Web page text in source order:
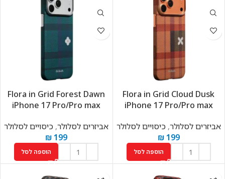
Flora in Grid Cloud Dusk
iPhone 17 Pro/Pro max
אביזרים לסלולר,כיסויים לסלולר
₪199
הוספה לסל
Flora in Grid Forest Dawn
iPhone 17 Pro/Pro max
אביזרים לסלולר, כיסויים לסלולר
₪199
הוספה לסל